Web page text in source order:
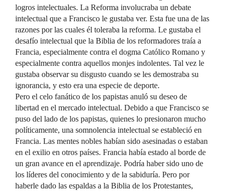
logros intelectuales. La Reforma involucraba un debate
intelectual que a Francisco le gustaba ver. Esta fue una de las
razones por las cuales él toleraba la reforma. Le gustaba el
desafío intelectual que la Biblia de los reformadores traía a
Francia, especialmente contra el dogma Católico Romano y
especialmente contra aquellos monjes indolentes. Tal vez le
gustaba observar su disgusto cuando se les demostraba su
ignorancia, y esto era una especie de deporte.
Pero el celo fanático de los papistas anuló su deseo de
libertad en el mercado intelectual. Debido a que Francisco se
puso del lado de los papistas, quienes lo presionaron mucho
políticamente, una somnolencia intelectual se estableció en
Francia. Las mentes nobles habían sido asesinadas o estaban
en el exilio en otros países. Francia había estado al borde de
un gran avance en el aprendizaje. Podría haber sido uno de
los líderes del conocimiento y de la sabiduría. Pero por
haberle dado las espaldas a la Biblia de los Protestantes,